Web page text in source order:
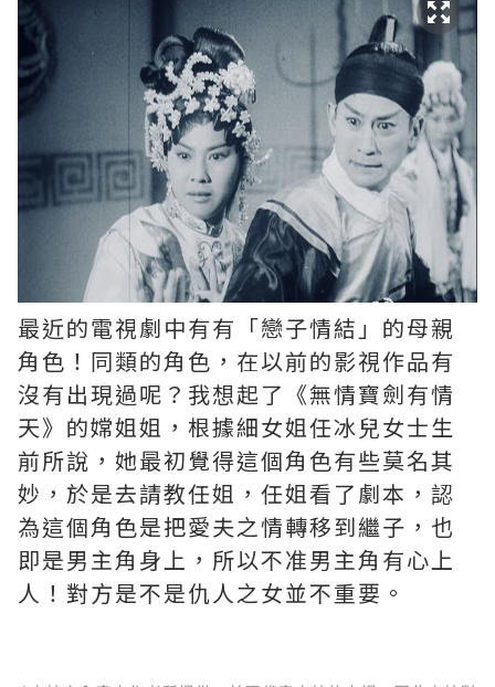
最近的電視劇中有有「戀子情結」的母親
角色！同類的角色，在以前的影視作品有
沒有出現過呢？我想起了《無情寶劍有情
天》的嫦姐姐，根據細女姐任冰兒女士生
前所說，她最初覺得這個角色有些莫名其
妙，於是去請教任姐，任姐看了劇本，認
為這個角色是把愛夫之情轉移到繼子，也
即是男主角身上，所以不准男主角有心上
人！對方是不是仇人之女並不重要。